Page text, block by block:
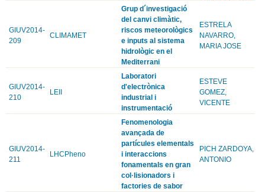
GIUV2014-
209
CLIMAMET
Grup d´investigació
del canvi climàtic,
riscos meteorològics
e inputs al sistema
hidrològic en el
Mediterrani
ESTRELA
NAVARRO,
MARIA JOSE
GIUV2014-
210
LEII
Laboratori
d'electrònica
industrial i
instrumentació
ESTEVE
GOMEZ,
VICENTE
GIUV2014-
211
LHCPheno
Fenomenologia
avançada de
partícules elementals
i interaccions
fonamentals en gran
col·lisionadors i
factories de sabor
PICH ZARDOYA,
ANTONIO